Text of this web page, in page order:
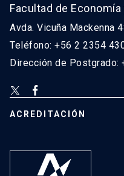
Facultad de
Avda. Vicuña Mackenna
Teléfono: +56 2 2354
Dirección de Postgrado:
ACREDITACIÓN